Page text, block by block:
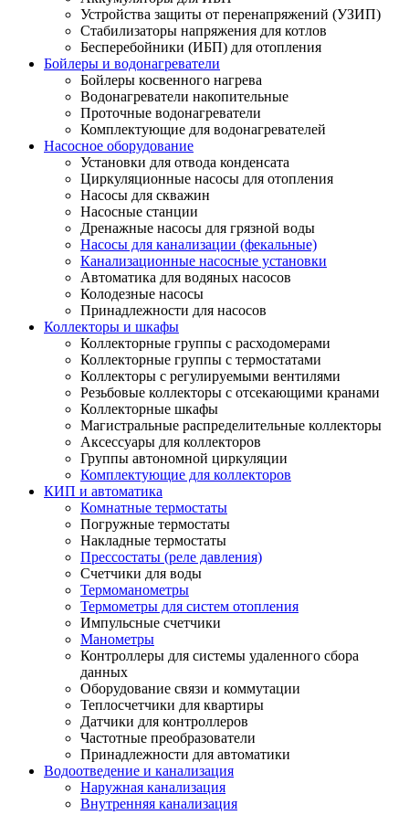
Устройства защиты от перенапряжений (УЗИП)
Стабилизаторы напряжения для котлов
Бесперебойники (ИБП) для отопления
Бойлеры и водонагреватели
Бойлеры косвенного нагрева
Водонагреватели накопительные
Проточные водонагреватели
Комплектующие для водонагревателей
Насосное оборудование
Установки для отвода конденсата
Циркуляционные насосы для отопления
Насосы для скважин
Насосные станции
Дренажные насосы для грязной воды
Насосы для канализации (фекальные)
Канализационные насосные установки
Автоматика для водяных насосов
Колодезные насосы
Принадлежности для насосов
Коллекторы и шкафы
Коллекторные группы с расходомерами
Коллекторные группы с термостатами
Коллекторы с регулируемыми вентилями
Резьбовые коллекторы с отсекающими кранами
Коллекторные шкафы
Магистральные распределительные коллекторы
Аксессуары для коллекторов
Группы автономной циркуляции
Комплектующие для коллекторов
КИП и автоматика
Комнатные термостаты
Погружные термостаты
Накладные термостаты
Прессостаты (реле давления)
Счетчики для воды
Термоманометры
Термометры для систем отопления
Импульсные счетчики
Манометры
Контроллеры для системы удаленного сбора
данных
Оборудование связи и коммутации
Теплосчетчики для квартиры
Датчики для контроллеров
Частотные преобразователи
Принадлежности для автоматики
Водоотведение и канализация
Наружная канализация
Внутренняя канализация